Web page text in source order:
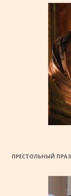
ПРЕСТОЛЬНЫЙ